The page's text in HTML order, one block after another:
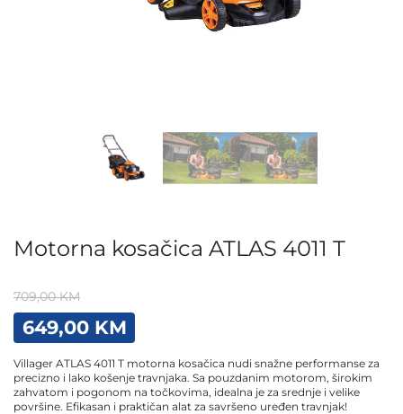
Motorna kosačica ATLAS 4011 T
709,00KM
Original
price
was:
709,00 KM.
649,00 KM
Current
price
is:
649,00 KM.
Villager ATLAS 4011 T motorna kosačica nudi snažne performanse za
precizno i lako košenje travnjaka. Sa pouzdanim motorom, širokim
zahvatom i pogonom na točkovima, idealna je za srednje i velike
površine. Efikasan i praktičan alat za savršeno uređen travnjak!